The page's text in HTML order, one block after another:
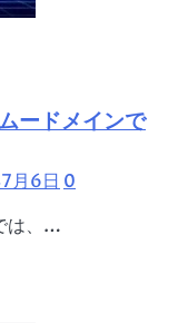
ードメインで
月6日 0
は、…